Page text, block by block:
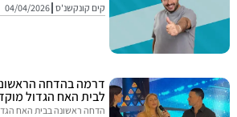
קים קונקשנ'ס 04/04/2026
דרמה בהדחה הראשונה
לבית האח הגדול מוקדם
הדחה ראשונה בבית האח הגדול 2026 הילי...